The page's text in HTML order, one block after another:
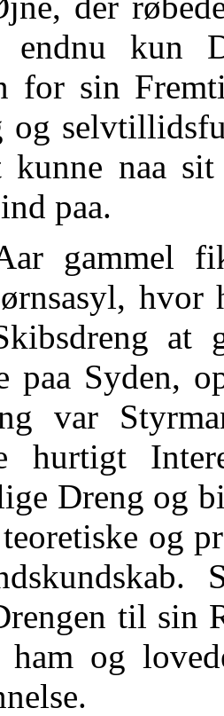
endnu kun
for sin
og
kunne naa
paa.
gammel
hvor
at
paa Syden,
var
hurtigt
Dreng og
og
til sin
og